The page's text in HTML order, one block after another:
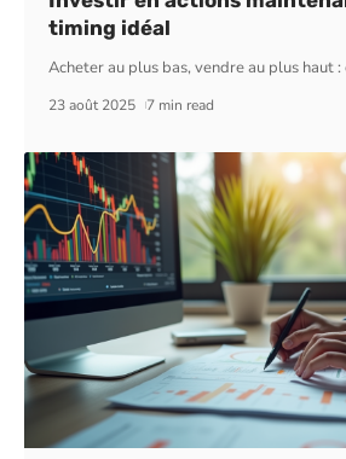
timing idéal
Acheter au plus bas, vendre au plus haut
23 août 2025 7 min read